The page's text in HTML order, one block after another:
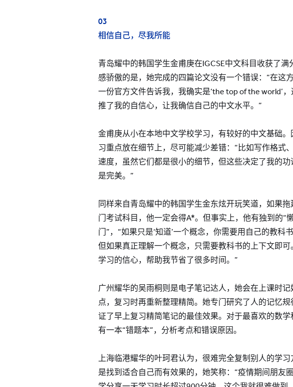
03
相信自己，尽我所能
青岛耀中的韩国学生金甫庚在IGCSE中文科目收获了满
感骄傲的是，她完成的四篇论文没有一个错误：“在这
一份官方文件告诉我，我确实是‘the top of the world’
推了我的自信心，让我确信自己的中文水平。”
金甫庚从小在本地中文学校学习，有较好的中文基础。
习重点放在细节上，尽可能减少差错：“比如写作格式
速度，虽然它们都是很小的细节，但这些决定了我的功
是完美。”
同样来自青岛耀中的韩国学生金东炫开玩笑道，如果
门考试科目，他一定会得A*。但事实上，他有独到的“
门”，“如果只是‘知道’一个概念，你需要用自己的教科
但如果真正理解一个概念，只需要教科书的上下文即可
学习的信心，帮助我节省了很多时间。”
广州耀华的吴雨桐则是电子笔记达人，她会在上课时记
点，复习时再重新整理精简。她专门研究了人的记忆规
证了早上复习精简笔记的最佳效果。对于最喜欢的数学
有一本“错题本”，分析考点和错误原因。
上海临港耀华的叶珂君认为，很难完全复制别人的学习
是找到适合自己而有效果的，她笑称：“疫情期间朋友